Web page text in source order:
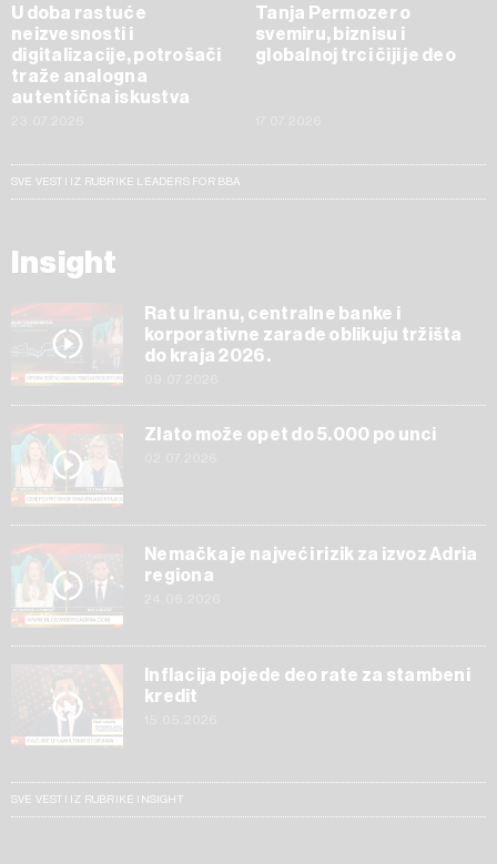
U doba rastuće
neizvesnosti i
digitalizacije, potrošači
traže analogna
autentična iskustva
Tanja Permozer o
svemiru, biznisu i
globalnoj trci čiji je deo
SVE VESTI IZ RUBRIKE LEADERS FOR BBA
Insight
Rat u Iranu, centralne banke i
korporativne zarade oblikuju tržišta
do kraja 2026.
Zlato može opet do 5.000 po unci
Nemačka je najveći rizik za izvoz Adria
regiona
Inflacija pojede deo rate za stambeni
kredit
SVE VESTI IZ RUBRIKE INSIGHT